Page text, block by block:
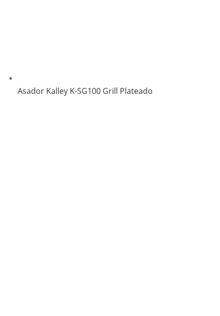
Asador Kalley K-SG100 Grill Plateado